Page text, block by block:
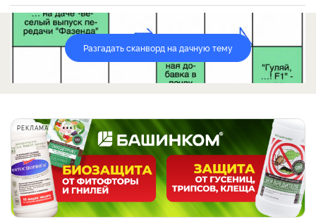
Разгадать сканворд на дачную тему
РЕКЛАМА